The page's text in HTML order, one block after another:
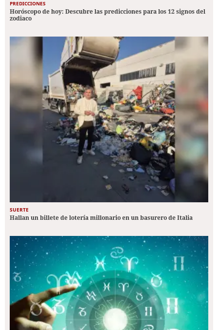
PREDICCIONES
Horóscopo de hoy: Descubre las predicciones para los 12 signos del
zodiaco
SUERTE
Hallan un billete de lotería millonario en un basurero de Italia